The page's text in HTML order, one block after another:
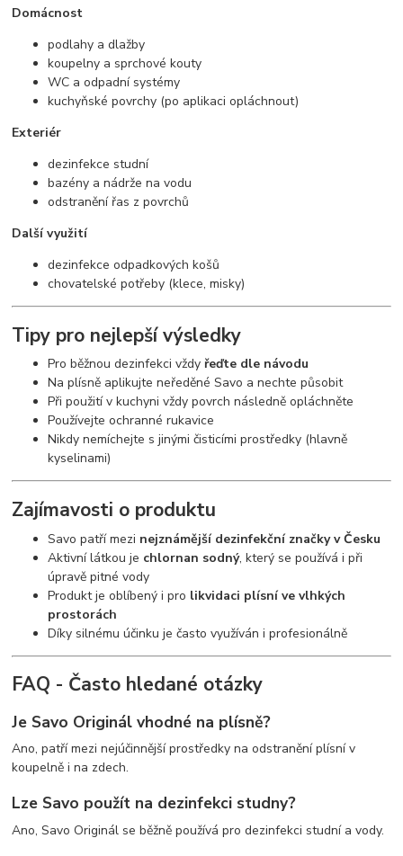
Domácnost
podlahy a dlažby
koupelny a sprchové kouty
WC a odpadní systémy
kuchyňské povrchy (po aplikaci opláchnout)
Exteriér
dezinfekce studní
bazény a nádrže na vodu
odstranění řas z povrchů
Další využití
dezinfekce odpadkových košů
chovatelské potřeby (klece, misky)
Tipy pro nejlepší výsledky
Pro běžnou dezinfekci vždy řeďte dle návodu
Na plísně aplikujte neředěné Savo a nechte působit
Při použití v kuchyni vždy povrch následně opláchněte
Používejte ochranné rukavice
Nikdy nemíchejte s jinými čisticími prostředky (hlavně
kyselinami)
Zajímavosti o produktu
Savo patří mezi nejznámější dezinfekční značky v Česku
Aktivní látkou je chlornan sodný, který se používá i při
úpravě pitné vody
Produkt je oblíbený i pro likvidaci plísní ve vlhkých
prostorách
Díky silnému účinku je často využíván i profesionálně
FAQ - Často hledané otázky
Je Savo Originál vhodné na plísně?
Ano, patří mezi nejúčinnější prostředky na odstranění plísní v
koupelně i na zdech.
Lze Savo použít na dezinfekci studny?
Ano, Savo Originál se běžně používá pro dezinfekci studní a vody.